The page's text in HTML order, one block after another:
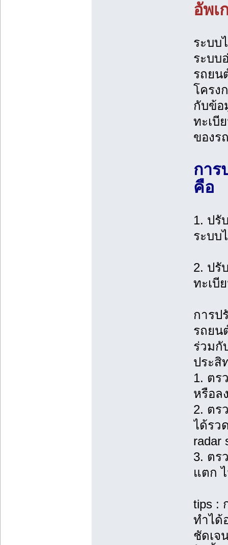
อัพเ
ระบบ
ระบบ
รถยน
โครง
กับข้อ
ทะเบี
ของร
การ
คือ
1. ปรั
ระบบ
2. ปรั
ทะเบี
การป
รถยน
ร่วมกั
ประสิ
1. ตร
หรือล
2. ตร
ได้รว
radar
3. ตร
แตก
tips :
ทำได้
ชัดเจ